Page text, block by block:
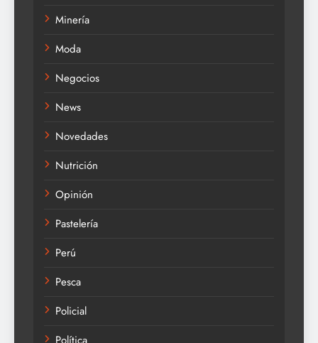
Minería
Moda
Negocios
News
Novedades
Nutrición
Opinión
Pastelería
Perú
Pesca
Policial